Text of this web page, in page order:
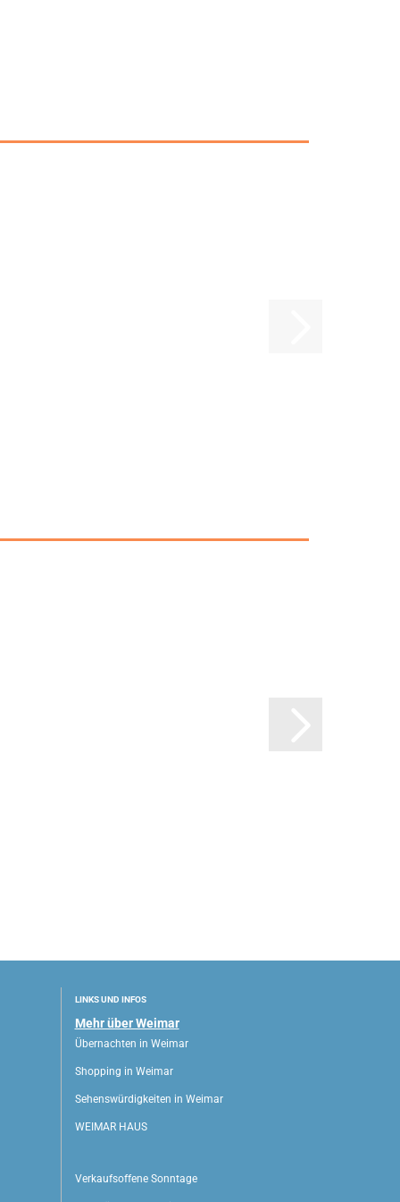
LINKS UND INFOS
Mehr über Weimar
Übernachten in Weimar
Shopping in Weimar
Sehenswürdigkeiten in Weimar
WEIMAR HAUS
Verkaufsoffene Sonntage